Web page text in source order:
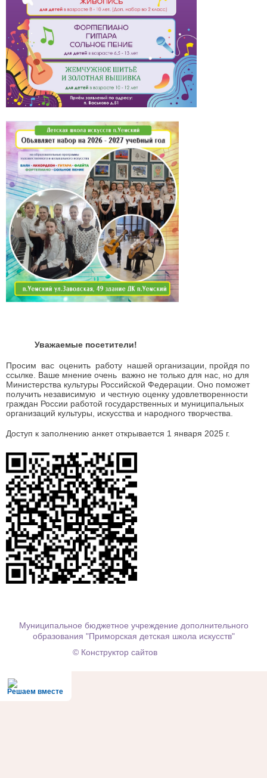
Уважаемые посетители!
Просим вас оценить работу нашей организации, пройдя по
ссылке. Ваше мнение очень важно не только для нас, но для
Министерства культуры Российской Федерации. Оно поможет
получить независимую и честную оценку удовлетворенности
граждан России работой государственных и муниципальных
организаций культуры, искусства и народного творчества.
Доступ к заполнению анкет открывается 1 января 2025 г.
Муниципальное бюджетное учреждение дополнительного
образования "Приморская детская школа искусств"
© Конструктор сайтов
Решаем вместе